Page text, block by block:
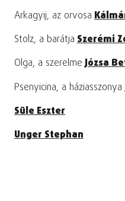
Arkagyij, az orvosa
Stolz, a barátja Szerémi
Olga, a szerelme Józsa
Psenyicina, a háziasszonya
Süle Eszter
Unger Stephan